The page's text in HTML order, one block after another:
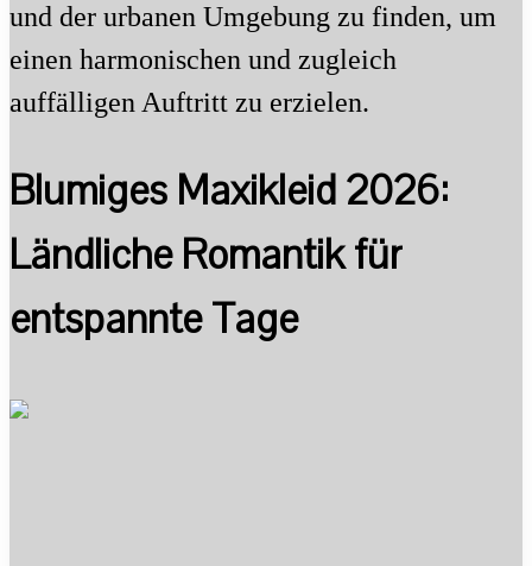
und der urbanen Umgebung zu finden, um
einen harmonischen und zugleich
auffälligen Auftritt zu erzielen.
Blumiges Maxikleid 2026:
Ländliche Romantik für
entspannte Tage